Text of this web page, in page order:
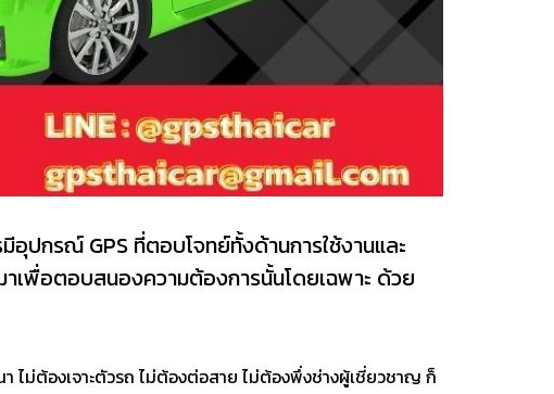
อุปกรณ์ GPS ที่ตอบโจทย์ทั้งด้านการใช้งานและ
าเพื่อตอบสนองความต้องการนั้นโดยเฉพาะ ด้วย
ไม่ต้องเจาะตัวรถ ไม่ต้องต่อสาย ไม่ต้องพึ่งช่างผู้เชี่ยวชาญ ก็